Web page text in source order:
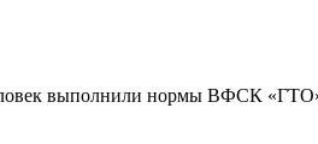
выполнили нормы ВФСК